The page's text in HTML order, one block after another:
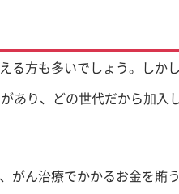
る方も多いでしょう。しか
あり、どの世代だから加入
がん治療でかかるお金を賄